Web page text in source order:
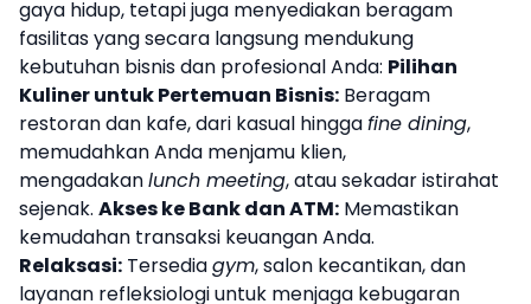
gaya hidup, tetapi juga menyediakan beragam
fasilitas yang secara langsung mendukung
kebutuhan bisnis dan profesional Anda: Pilihan
Kuliner untuk Pertemuan Bisnis: Beragam
restoran dan kafe, dari kasual hinggafine dining,
memudahkan Anda menjamu klien,
mengadakanlunch meeting, atau sekadar istirahat
sejenak. Akses ke Bank dan ATM: Memastikan
kemudahan transaksi keuangan Anda.
Relaksasi: Tersediagym, salon kecantikan, dan
layanan refleksiologi untuk menjaga kebugaran